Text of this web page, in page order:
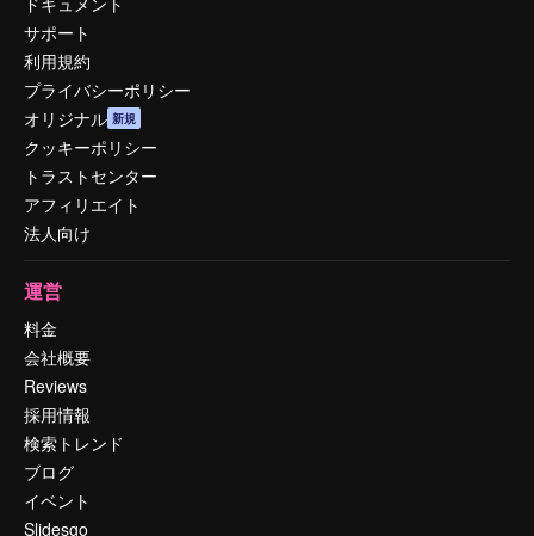
サポート
利用規約
プライバシーポリシー
オリジナル 新規
クッキーポリシー
トラストセンター
アフィリエイト
法人向け
運営
料金
会社概要
Reviews
採用情報
検索トレンド
ブログ
イベント
Slidesgo